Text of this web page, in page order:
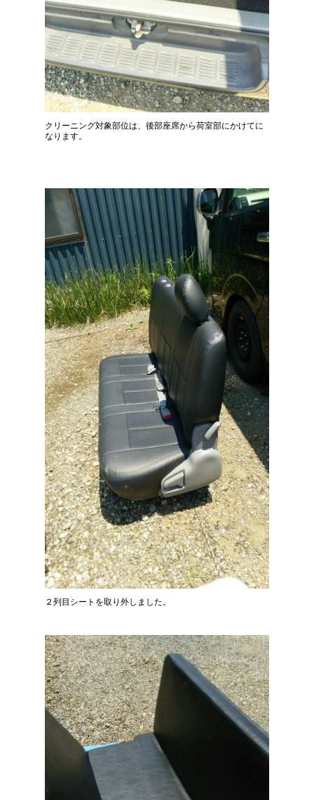
クリーニング対象部位は、後部座席から荷室部にかけてに
なります。
２列目シートを取り外しました。